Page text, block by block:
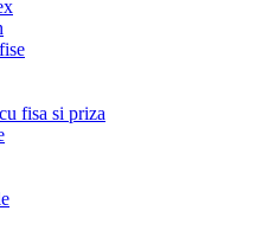
fisa si priza